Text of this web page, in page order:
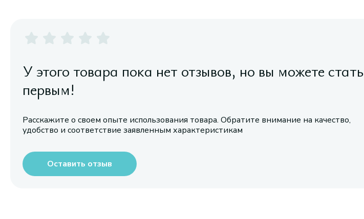
У этого товара пока нет отзывов, но вы можете стать
первым!
Расскажите о своем опыте использования товара. Обратите внимание на качество,
удобство и соответствие заявленным характеристикам
Оставить отзыв